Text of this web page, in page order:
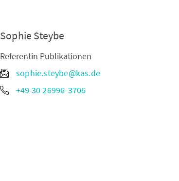
Sophie Steybe
Referentin Publikationen
sophie.steybe@kas.de
+49 30 26996-3706